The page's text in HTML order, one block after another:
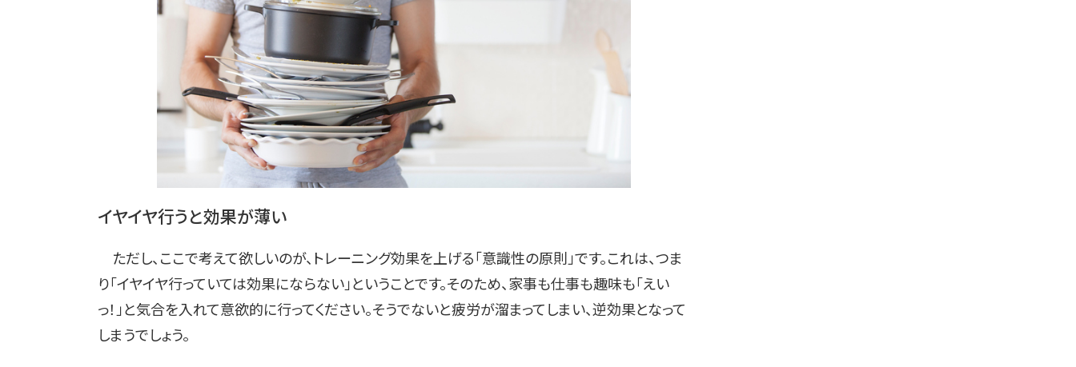
イヤイヤ行うと効果が薄い
ただし、ここで考えて欲しいのが、トレーニング効果を上げる「意識性の原則」です。これは、つま
り「イヤイヤ行っていては効果にならない」ということです。そのため、家事も仕事も趣味も「えい
っ！」と気合を入れて意欲的に行ってください。そうでないと疲労が溜まってしまい、逆効果となって
しまうでしょう。